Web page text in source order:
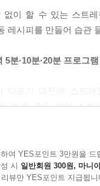
없이 할 수 있는 스트
레시피를 만들어 습관
분·10분·20분 프로그램
하루 종일 쌓인 스
따라 하면 된다. 꾸준히
하는 밴드 스트레칭도
저자가 동작을 상세하
여 YES포인트 3만원을 드
시 일반회원 300원, 마니
뷰만 YES포인트 지급됩니